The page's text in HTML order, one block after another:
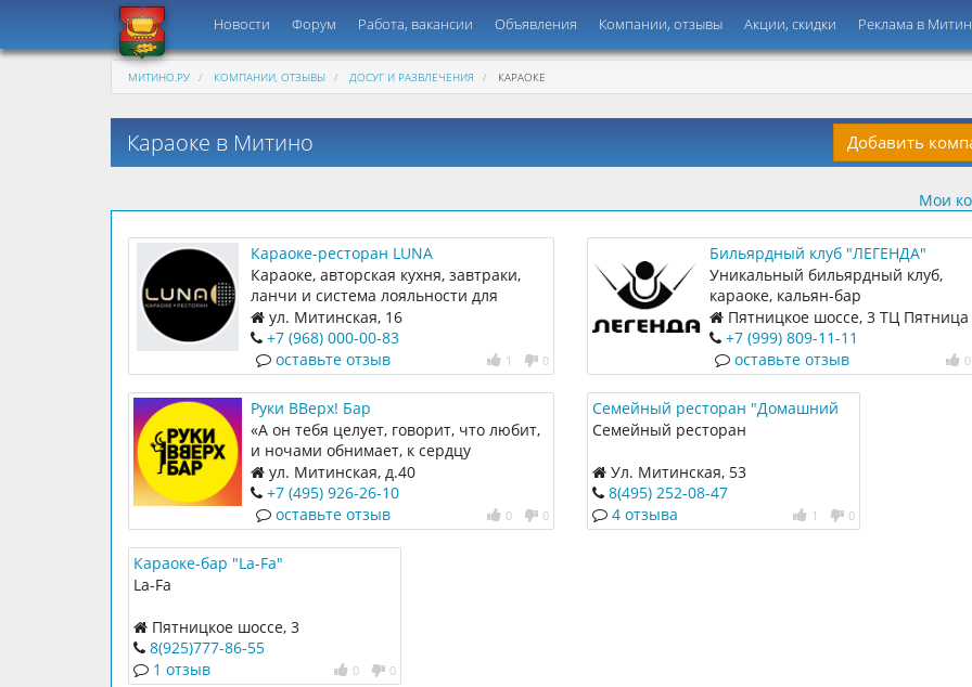
Новости Форум Работа, вакансии Объявления Компании, отзывы Акции, скидки Реклама в
МИТИНО.РУ КОМПАНИИ, ОТЗЫВЫ ДОСУГ И РАЗВЛЕЧЕНИЯ КАРАОКЕ
Караоке в Митино Добавить
Мои
Караоке-ресторан LUNA
Караоке, авторская кухня, завтраки,
ланчи и система лояльности для
наших гостей
ул. Митинская, 16
+7 (968) 000-00-83
1 0
оставьте отзыв
Бильярдный клуб "ЛЕГЕНДА"
Уникальный бильярдный клуб,
караоке, кальян-бар
Пятницкое шоссе, 3 ТЦ Пятница
этаж+7 (999) 809-11-11
0
оставьте отзыв
Руки ВВерх! Бар
«А он тебя целует, говорит, что любит,
и ночами обнимает, к сердцу
прижимает…» — что, знакомая
мелодия, охватила ностальгия? Певец
Сергей Жуков открыл бар, клуб,
ресторан и машину времени сразу.
ул. Митинская, д.40
+7 (495) 926-26-10
0 0
оставьте отзыв
Семейный ресторан "Домашний
компот"
Семейный ресторан
Ул. Митинская, 53
8(495) 252-08-47
1 0
4 отзыва
Караоке-бар "La-Fa"
La-Fa
Пятницкое шоссе, 3
8(925)777-86-55
0 0
1 отзыв